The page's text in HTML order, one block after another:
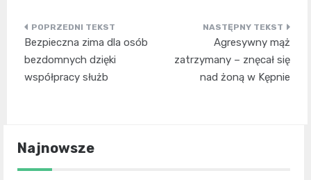
Nawigacja
wpisu
Bezpieczna zima dla osób
bezdomnych dzięki
współpracy służb
Agresywny mąż
zatrzymany – znęcał się
nad żoną w Kępnie
Najnowsze